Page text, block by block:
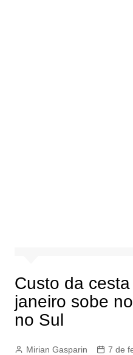
Custo da
janeiro sobe
no Sul
Mirian Gasparin 7 de